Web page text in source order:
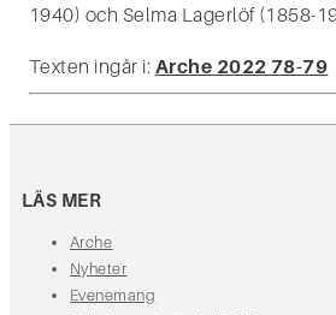
1940) och Selma Lagerlöf (1858-
Texten ingår i: Arche 2022 78-79
LÄS MER
Arche
Nyheter
Evenemang